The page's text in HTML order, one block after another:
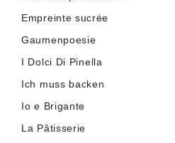
Empreinte sucrée
Gaumenpoesie
I Dolci Di Pinella
Ich muss backen
Io e Brigante
La Pâtisserie